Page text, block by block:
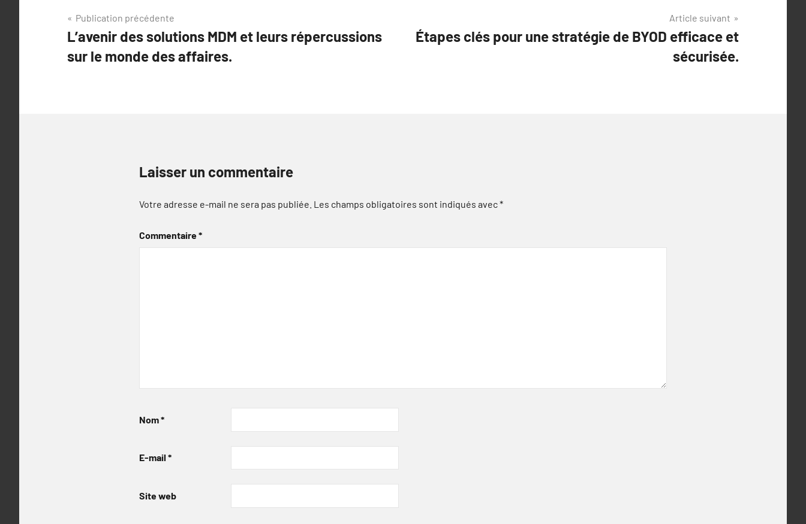
Navigation
de
l’article
Publication précédente
L’avenir des solutions MDM et leurs répercussions
sur le monde des affaires.
Article suivant
Étapes clés pour une stratégie de BYOD efficace et
sécurisée.
Laisser un commentaire
Votre adresse e-mail ne sera pas publiée. Les champs obligatoires sont indiqués avec*
Commentaire*
Nom*
E-mail *
Site web